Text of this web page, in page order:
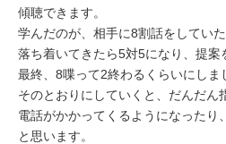
傾聴できます。
学んだのが、相手に8割話をしてい
落ち着いてきたら5対5になり、提案
最終、8喋って2終わるくらいにしま
そのとおりにしていくと、だんだん
電話がかかってくるようになったり
と思います。